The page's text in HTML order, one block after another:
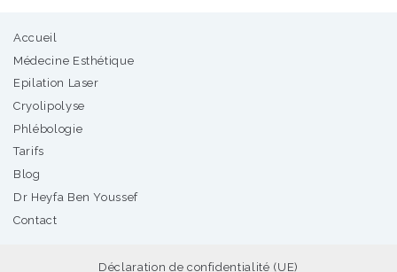
Accueil
Médecine Esthétique
Epilation Laser
Cryolipolyse
Phlébologie
Tarifs
Blog
Dr Heyfa Ben Youssef
Contact
Déclaration de confidentialité (UE)